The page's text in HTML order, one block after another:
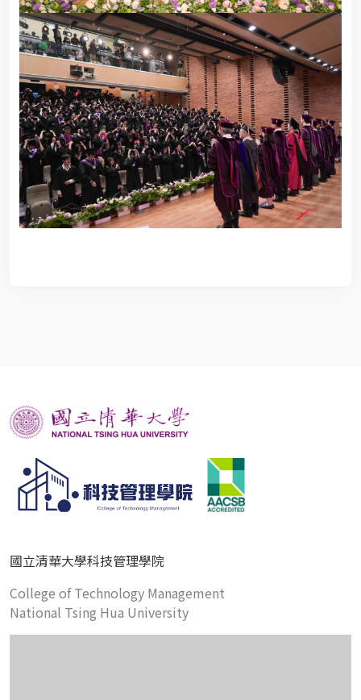
國立清華大學科技管理學院
College of Technology Management
National Tsing Hua University